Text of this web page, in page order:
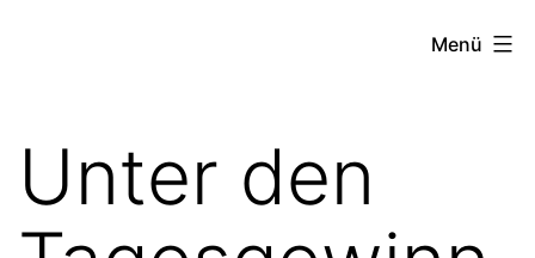
project
Menü
Unter den